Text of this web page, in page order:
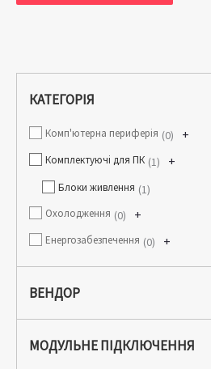
КАТЕГОРІЯ
Комп'ютерна периферія +
0
Комплектуючі для ПК +
1
Блоки живлення 1
Охолодження +
0
Енергозабезпечення +
0
ВЕНДОР
МОДУЛЬНЕ ПІДКЛЮЧЕННЯ